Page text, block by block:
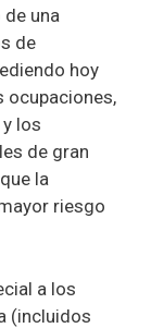
de una
de
hoy
ocupaciones,
los
de gran
la
riesgo
a los
(incluidos